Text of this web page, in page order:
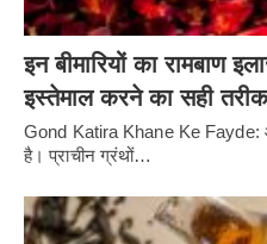
इन बीमारियों का रामबाण
इस्तेमाल करने का सही
Gond Katira Khane Ke Fayde:
है। प्राचीन ग्रंथों…